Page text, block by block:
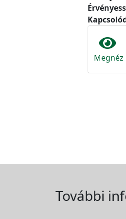
Megnéz
További